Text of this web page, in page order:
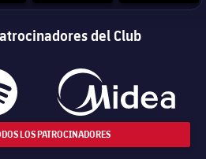
del Club
LOS PATROCINADORES